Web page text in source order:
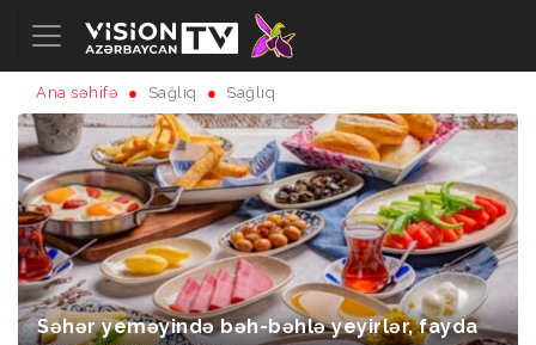
Ana səhifə Sağlıq Sağlıq
Səhər yeməyində bəh-bəhlə yeyirlər, fayda